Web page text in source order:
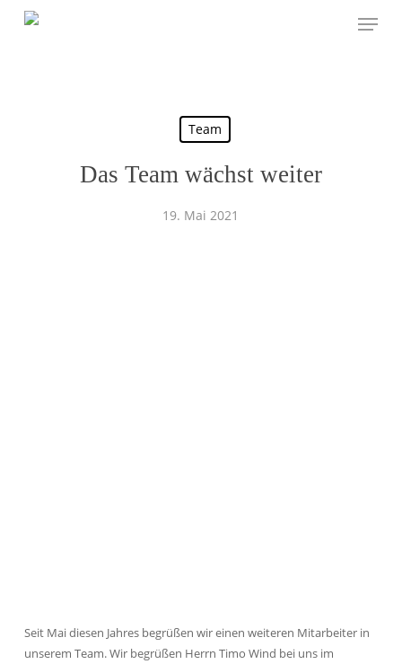
Team
Das Team wächst weiter
19. Mai 2021
Seit Mai diesen Jahres begrüßen wir einen weiteren Mitarbeiter in
unserem Team. Wir begrüßen Herrn Timo Wind bei uns im